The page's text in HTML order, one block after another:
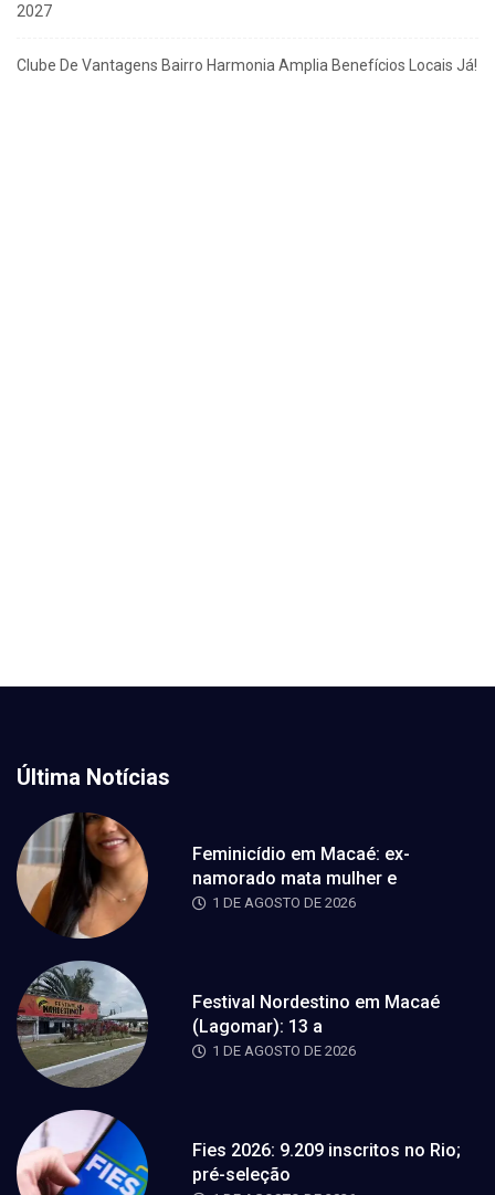
2027
Clube De Vantagens Bairro Harmonia Amplia Benefícios Locais Já!
Última Notícias
Feminicídio em Macaé: ex-
namorado mata mulher e
1 DE AGOSTO DE 2026
Festival Nordestino em Macaé
(Lagomar): 13 a
1 DE AGOSTO DE 2026
Fies 2026: 9.209 inscritos no Rio;
pré-seleção